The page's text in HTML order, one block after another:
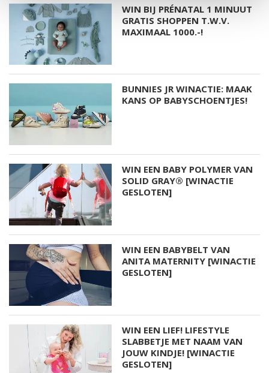
WIN BIJ PRÉNATAL 1 MINUUT
GRATIS SHOPPEN T.W.V.
MAXIMAAL 1000.-!
BUNNIES JR WINACTIE: MAAK
KANS OP BABYSCHOENTJES!
WIN EEN BABY POLYMER VAN
SOLID GRAY® [WINACTIE
GESLOTEN]
WIN EEN BABYBELT VAN
ANITA MATERNITY [WINACTIE
GESLOTEN]
WIN EEN LIEF! LIFESTYLE
SLABBETJE MET NAAM VAN
JOUW KINDJE! [WINACTIE
GESLOTEN]